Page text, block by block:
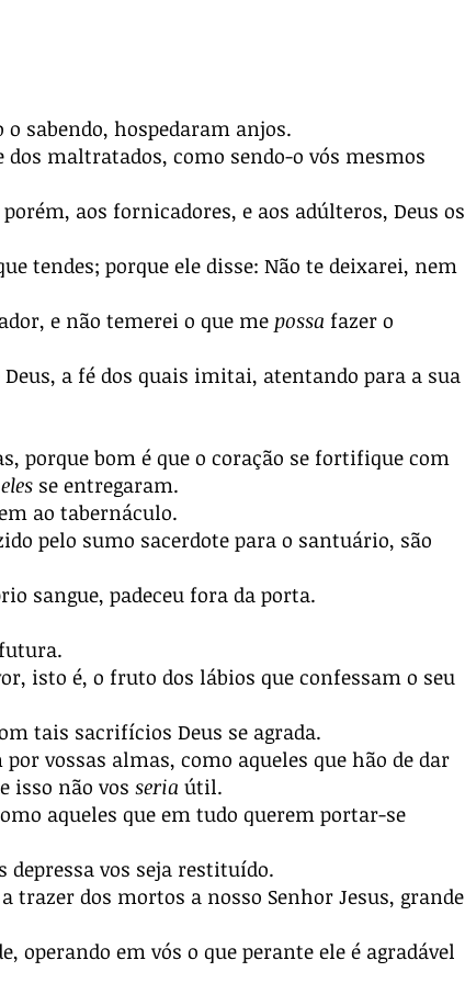
sabendo, hospedaram anjos.
dos maltratados, como sendo-o vós mesmos
aos fornicadores, e aos adúlteros, Deus os
tendes; porque ele disse: Não te deixarei, nem
e não temerei o que me possa fazer o
a fé dos quais imitai, atentando para a sua
porque bom é que o coração se fortifique com
se entregaram.
ao tabernáculo.
pelo sumo sacerdote para o santuário, são
sangue, padeceu fora da porta.
isto é, o fruto dos lábios que confessam o seu
tais sacrifícios Deus se agrada.
vossas almas, como aqueles que hão de dar
isso não vos seria útil.
aqueles que em tudo querem portar-se
depressa vos seja restituído.
trazer dos mortos a nosso Senhor Jesus, grande
operando em vós o que perante ele é agradável